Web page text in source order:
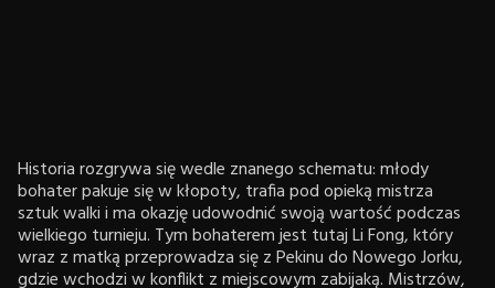
Historia rozgrywa się wedle znanego schematu: młody
bohater pakuje się w kłopoty, trafia pod opieką mistrza
sztuk walki i ma okazję udowodnić swoją wartość podczas
wielkiego turnieju. Tym bohaterem jest tutaj Li Fong, który
wraz z matką przeprowadza się z Pekinu do Nowego Jorku,
gdzie wchodzi w konflikt z miejscowym zabijaką. Mistrzów,